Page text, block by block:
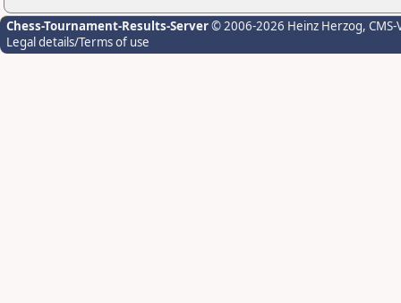
Chess-Tournament-Results-Server© 2006-2026 Heinz Herzog,
Legal details/Terms of use